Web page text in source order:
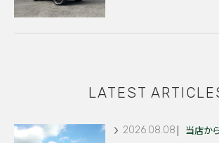
LATEST
2026.08.08 当店か